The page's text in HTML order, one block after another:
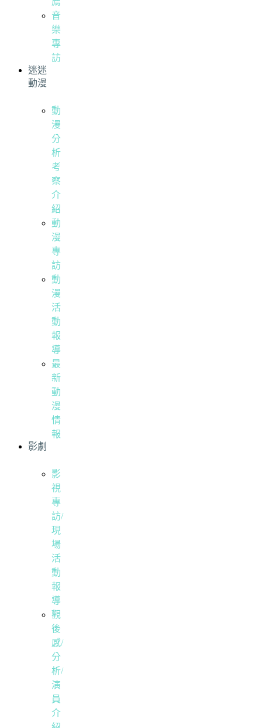
音
樂
專
訪
迷迷
動漫
動
漫
分
析
考
察
介
紹
動
漫
專
訪
動
漫
活
動
報
導
最
新
動
漫
情
報
影劇
影
視
專
訪/
現
場
活
動
報
導
觀
後
感/
分
析/
演
員
介